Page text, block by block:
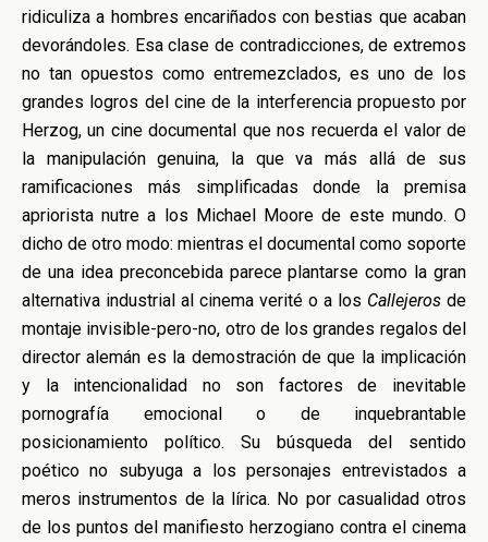
ridiculiza a hombres encariñados con bestias que acaban
devorándoles. Esa clase de contradicciones, de extremos
no tan opuestos como entremezclados, es uno de los
grandes logros del cine de la interferencia propuesto por
Herzog, un cine documental que nos recuerda el valor de
la manipulación genuina, la que va más allá de sus
ramificaciones más simplificadas donde la premisa
apriorista nutre a los Michael Moore de este mundo. O
dicho de otro modo: mientras el documental como soporte
de una idea preconcebida parece plantarse como la gran
alternativa industrial al cinema verité o a los Callejeros de
montaje invisible-pero-no, otro de los grandes regalos del
director alemán es la demostración de que la implicación
y la intencionalidad no son factores de inevitable
pornografía emocional o de inquebrantable
posicionamiento político. Su búsqueda del sentido
poético no subyuga a los personajes entrevistados a
meros instrumentos de la lírica. No por casualidad otros
de los puntos del manifiesto herzogiano contra el cinema